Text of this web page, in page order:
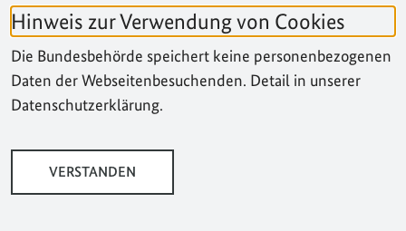
Hinweis zur Verwendung von Cookies
Die Bundesbehörde speichert keine personenbezogenen
Daten der Webseitenbesuchenden. Detail in unserer
Datenschutzerklärung.
VERSTANDEN
Das Projekt "Only Human" bringt junge Menschen
unterschiedlicher Herkunft zusammen. Im
Vordergrund stehen ihre Erlebnisse mit
Diskriminierung und Rassismus und ihre Vorstellung
von einem Miteinander über politische und